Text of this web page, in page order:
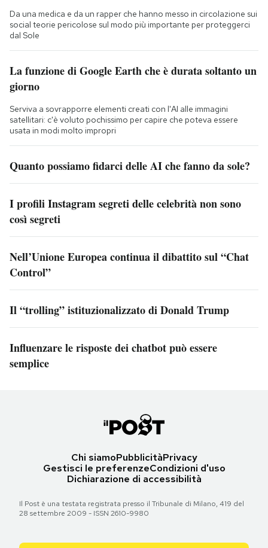
Da una medica e da un rapper che hanno messo in circolazione sui
social teorie pericolose sul modo più importante per proteggerci
dal Sole
La funzione di Google Earth che è durata soltanto un
giorno
Serviva a sovrapporre elementi creati con l'AI alle immagini
satellitari: c'è voluto pochissimo per capire che poteva essere
usata in modi molto impropri
Quanto possiamo fidarci delle AI che fanno da sole?
I profili Instagram segreti delle celebrità non sono
così segreti
Nell’Unione Europea continua il dibattito sul “Chat
Control”
Il “trolling” istituzionalizzato di Donald Trump
Influenzare le risposte dei chatbot può essere
semplice
Chi siamoPubblicitàPrivacy
Gestisci le preferenzeCondizioni d'uso
Dichiarazione di accessibilità
Il Post è una testata registrata presso il Tribunale di Milano, 419 del
28 settembre 2009 - ISSN 2610-9980